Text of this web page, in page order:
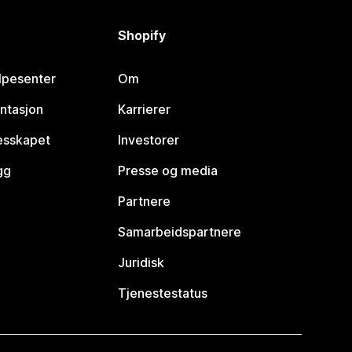
Shopify
Om
Karrierer
Investorer
Presse og media
Partnere
Samarbeidspartnere
Juridisk
Tjenestestatus